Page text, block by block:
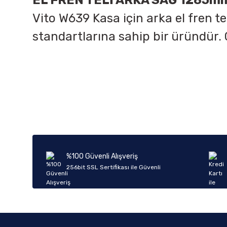
Vito W639 Kasa için arka el fren
standartlarına sahip bir üründür.
Ürün fiyatı diğer sitelerden daha pahalı.
Bu ürüne benzer farklı alternatifler olmalı.
%100 Güvenli Alışveriş
256bit SSL Sertifikası ile Güvenli